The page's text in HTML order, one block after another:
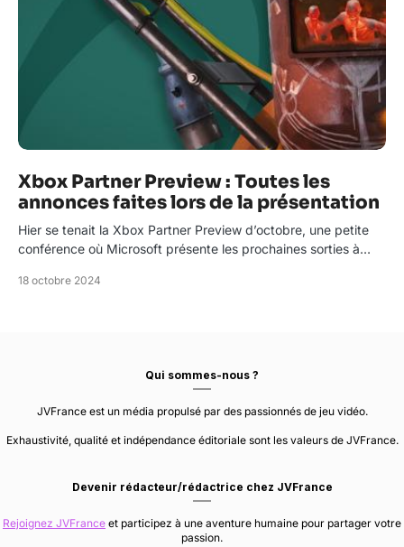
Xbox Partner Preview : Toutes les
annonces faites lors de la présentation
Hier se tenait la Xbox Partner Preview d’octobre, une petite
conférence où Microsoft présente les prochaines sorties à…
18 octobre 2024
Qui sommes-nous ?
JVFrance est un média propulsé par des passionnés de jeu vidéo.
Exhaustivité, qualité et indépendance éditoriale sont les valeurs de JVFrance.
Devenir rédacteur/rédactrice chez JVFrance
Rejoignez JVFrance et participez à une aventure humaine pour partager votre
passion.